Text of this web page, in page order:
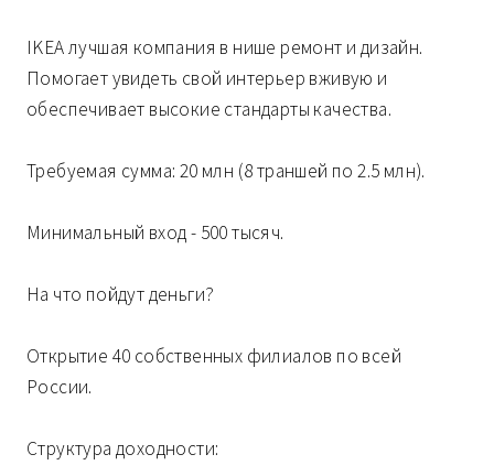
IKEA лучшая компания в нише ремонт и дизайн.
Помогает увидеть свой интерьер вживую и
обеспечивает высокие стандарты качества.
Требуемая сумма: 20 млн (8 траншей по 2.5 млн).
Минимальный вход - 500 тысяч.
На что пойдут деньги?
Открытие 40 собственных филиалов по всей
России.
Структура доходности: